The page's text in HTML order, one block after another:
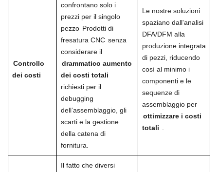
Controllo
dei costi
confrontano solo i
prezzi per il singolo
pezzo Prodotti di
fresatura CNC senza
considerare il
drammatico aumento
dei costi totali
richiesti per il
debugging
dell’assemblaggio, gli
scarti e la gestione
della catena di
fornitura.
Le nostre soluzioni
spaziano dall'analisi
DFA/DFM alla
produzione integrata
di pezzi, riducendo
così al minimo i
componenti e le
sequenze di
assemblaggio per
ottimizzare i costi
totali
Il fatto che diversi